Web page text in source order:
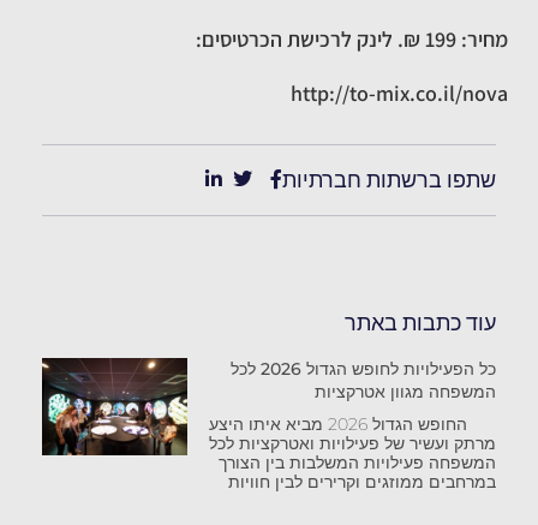
מחיר: 199 ₪.
לינק לרכישת הכרטיסים:
http://to-mix.co.il/nova
שתפו ברשתות חברתיות
עוד כתבות באתר
כל הפעילויות לחופש הגדול 2026 לכל
המשפחה מגוון אטרקציות
החופש הגדול 2026 מביא איתו היצע
מרתק ועשיר של פעילויות ואטרקציות לכל
המשפחה פעילויות המשלבות בין הצורך
במרחבים ממוזגים וקרירים לבין חוויות